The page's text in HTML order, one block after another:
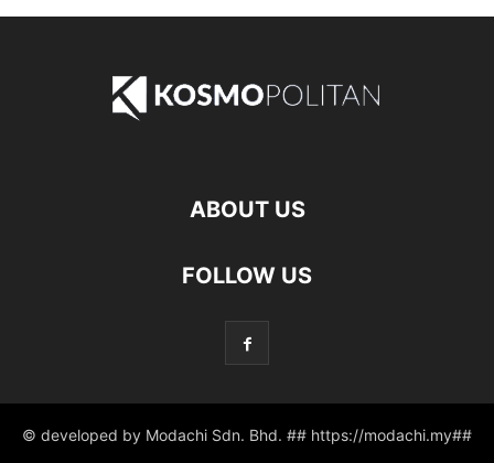
ABOUT US
FOLLOW US
© developed by Modachi Sdn. Bhd. ## https://modachi.my##